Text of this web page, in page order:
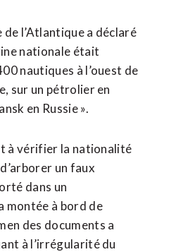
l’Atlantique a déclaré
nationale était
nautiques à l’ouest de
sur ​un pétrolier en
en Russie ».
à vérifier la nationalité
un faux
dans un
montée à bord de
des ​documents a
à l’irrégularité du